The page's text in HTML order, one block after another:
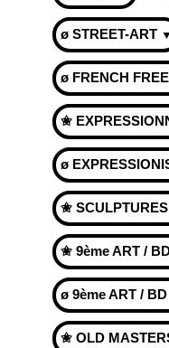
ø STREET-ART ▼
ø FRENCH
✬
ø
✬ SCULPTURES
✬ 9ème ART /
ø 9ème ART / BD
✬ OLD